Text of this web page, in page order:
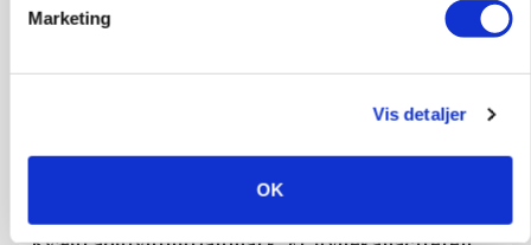
Marketing
Vis detaljer
OK
KVÆG